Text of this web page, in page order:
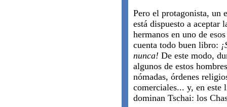
Pero el protagonista, un
está dispuesto a aceptar
hermanos en uno de
cuenta todo buen libro:
nunca! De este modo,
algunos de estos
nómadas, órdenes
comerciales... y, en este
dominan Tschai: los